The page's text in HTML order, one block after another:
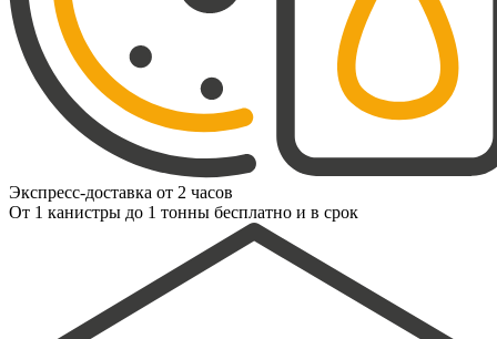
Экспресс-доставка от 2 часов
От 1 канистры до 1 тонны бесплатно и в срок